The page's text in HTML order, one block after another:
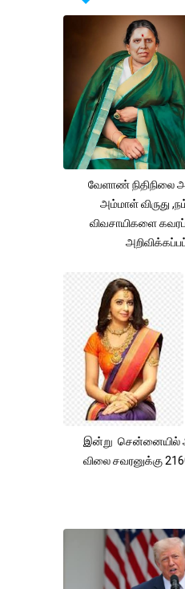
வேளாண்
அம்மாள் விருது
விவசாயிகளை
இன்று சென்னையில்
விலை சவரனுக்கு